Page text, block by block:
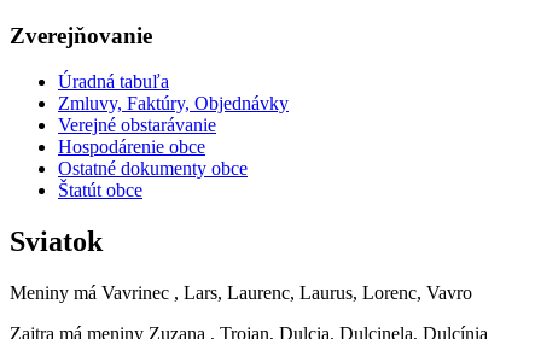
Zverejňovanie
Úradná tabuľa
Zmluvy, Faktúry, Objednávky
Verejné obstarávanie
Hospodárenie obce
Ostatné dokumenty obce
Štatút obce
Sviatok
Meniny má Vavrinec , Lars, Laurenc, Laurus, Lorenc, Vavro
Zajtra má meniny Zuzana , Trojan, Dulcia, Dulcinela, Dulcínia